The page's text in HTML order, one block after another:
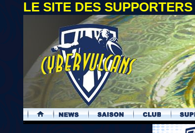
LE SITE DES
.